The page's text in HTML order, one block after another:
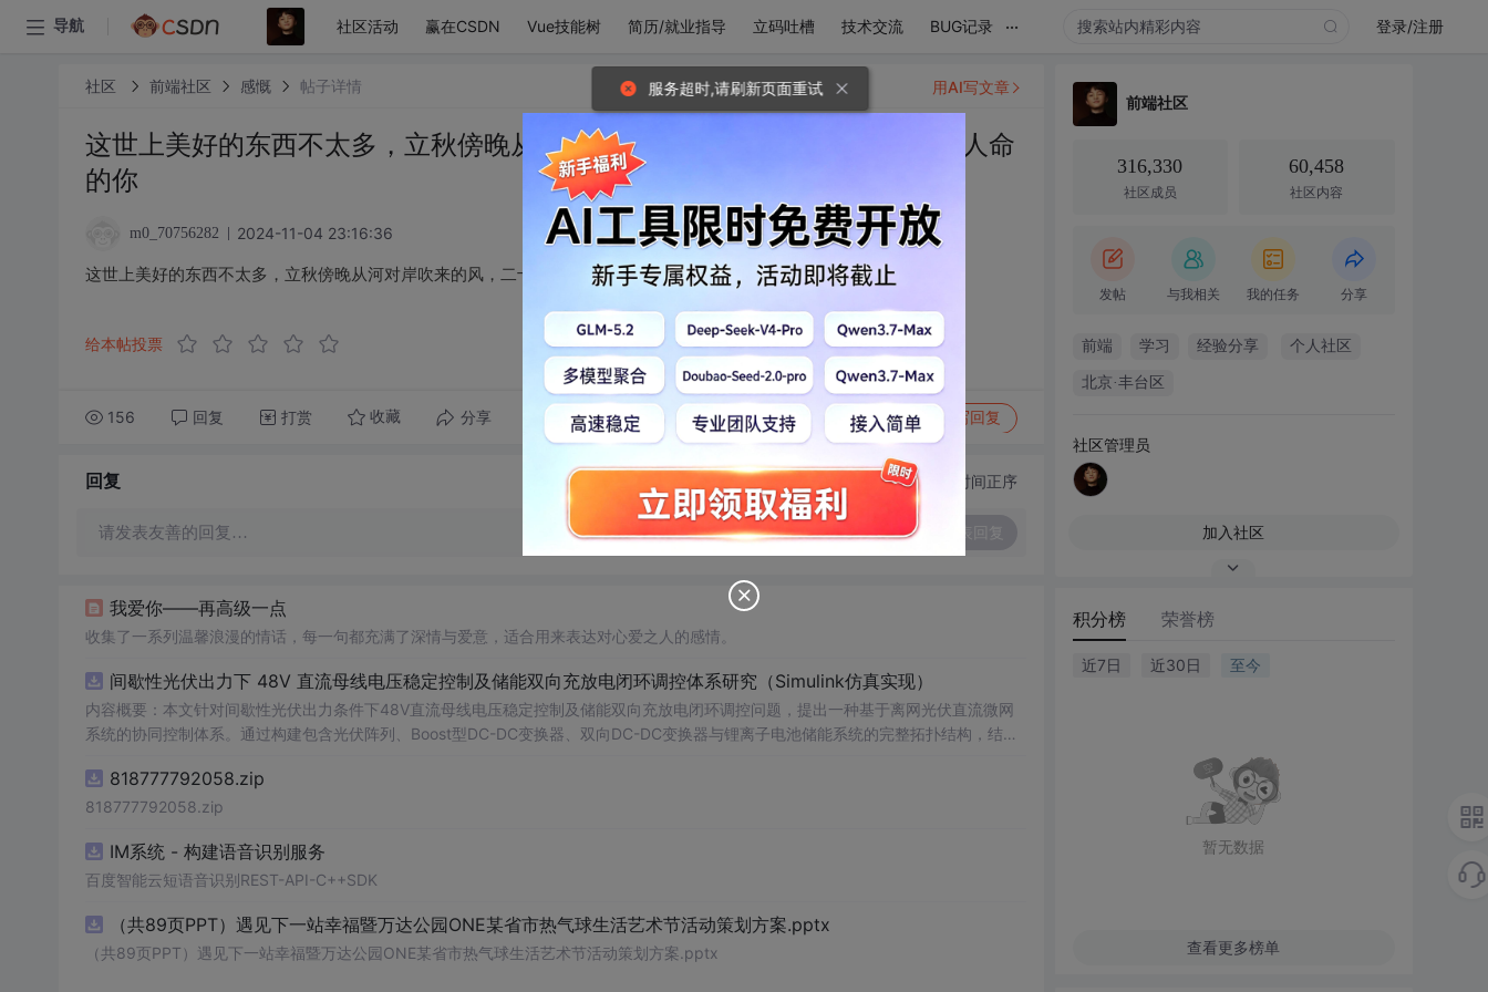
导航 社区活动 赢在CSDN Vue技能树 简历/就业指导 立码吐槽 技术交流 BUG记录 ... 登录/注册
社区 前端社区 感慨 帖子详情
这世上美好的东西不太多，立秋傍晚从河对岸吹来的风，二十来岁笑起来要人命
的你
m0_70756282 2024-11-04 23:16:36
这世上美好的东西不太多，立秋傍晚从河对岸吹来的风，二十来岁笑起来要人命的你
给本帖投票
156 回复 打赏 收藏 分享 转发到动态 举报 写回复
用AI写文章
回复 切换为时间正序
请发表友善的回复…
我爱你——再高级一点
收集了一系列温馨浪漫的情话，每一句都充满了深情与爱意，适合用来表达对心爱之人的感情。
间歇性光伏出力下 48V 直流母线电压稳定控制及储能双向充放电闭环调控体系研究（Simulink仿真实现）
内容概要：本文针对间歇性光伏出力条件下48V直流母线电压稳定控制及储能双向充放电闭环调控问题，提出一种基于离网光伏直流微网
系统的协同控制体系。通过构建包含光伏阵列、Boost型DC-DC变换器、双向DC-DC变换器与锂离子电池储能系统的完整拓扑结构，结合
压外环与电流内环双闭环控制策略，确保在光照强度波动、负载突变等动态工况下维持母线电压稳定。在Simulink环境中搭建全系统仿真
模型，验证了控制策略在多种扰动场景下的有效性与鲁棒性，显著提升了微网在无外部电网支撑下的自主运行能力和电能质量水平。; 适合
与仿真的工程技术人员。; 使用场景及目标：①用于教学与科研中离网型光伏直流微网系统的建模与仿真分析；②指导实际工程中48V直
流微网的电压稳定控制与储能协调管理方案设计；③为新能源微网中的能量管理与动态响应优化提供理论支持与仿真验证平台。; 阅读建
在不同扰动工况下的响应特性与控制逻辑设计原理。
818777792058.zip
818777792058.zip
IM系统 - 构建语音识别服务
百度智能云短语音识别REST-API-C++SDK
（共89页PPT）遇见下一站幸福暨万达公园ONE某省市热气球生活艺术节活动策划方案.pptx
（共89页PPT）遇见下一站幸福暨万达公园ONE某省市热气球生活艺术节活动策划方案.pptx
前端社区
316,330
社区成员
60,458
社区内容
发帖 与我相关 我的任务 分享
前端 学习 经验分享 个人社区
北京·丰台区
社区管理员
加入社区
积分榜 荣誉榜
近7日 近30日 至今
暂无数据
查看更多榜单
服务超时,请刷新页面重试